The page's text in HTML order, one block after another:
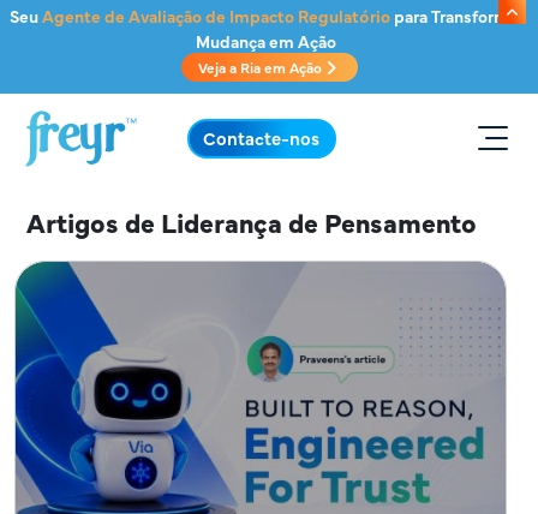
Saltar para o conteúdo principal
SeuAgente de Avaliação de Impacto Regulatóriopara Transformar
Mudança em Ação
Veja a Ria em Ação
.
Contacte-nos
Artigos de Liderança de Pensamento